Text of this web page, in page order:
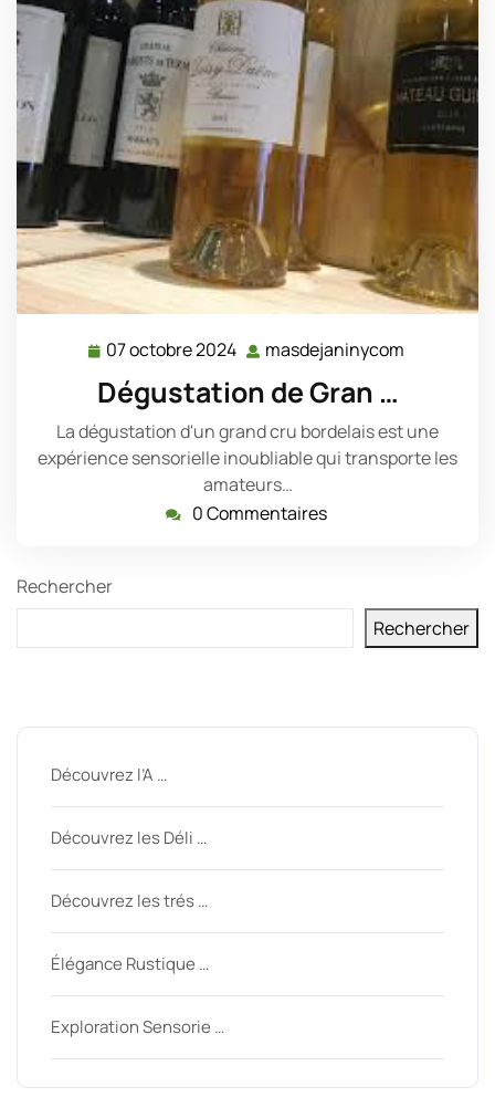
07 octobre 2024 07
octobre
2024
masdejaninycom
Dégustation de Gran …
La dégustation d'un grand cru bordelais est une
expérience sensorielle inoubliable qui transporte les
amateurs…
0 Commentaires
Rechercher
Rechercher
Découvrez l’A …
Découvrez les Déli …
Découvrez les trés …
Élégance Rustique …
Exploration Sensorie …